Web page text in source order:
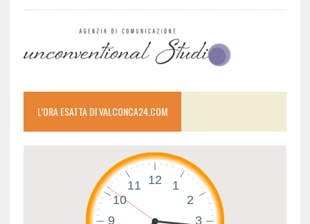
L’ORA ESATTA DI VALCONCA24.COM